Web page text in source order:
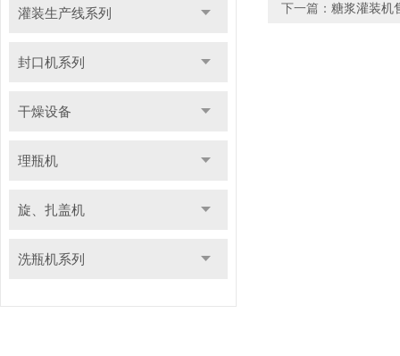
灌装生产线系列
封口机系列
干燥设备
理瓶机
旋、扎盖机
洗瓶机系列
下一篇： 糖浆灌装机